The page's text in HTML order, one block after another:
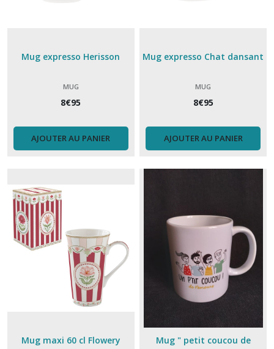
Mug expresso Herisson
MUG
8€95
AJOUTER AU PANIER
Mug expresso Chat dansant
MUG
8€95
AJOUTER AU PANIER
Mug maxi 60 cl Flowery
Mug " petit coucou de